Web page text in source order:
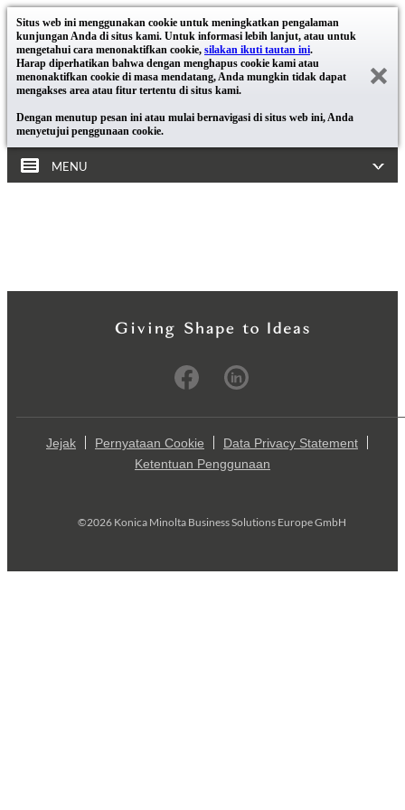
Situs web ini menggunakan cookie untuk meningkatkan pengalaman
kunjungan Anda di situs kami. Untuk informasi lebih lanjut, atau untuk
mengetahui cara menonaktifkan cookie, silakan ikuti tautan ini.
Harap diperhatikan bahwa dengan menghapus cookie kami atau
menonaktifkan cookie di masa mendatang, Anda mungkin tidak dapat
mengakses area atau fitur tertentu di situs kami.
Dengan menutup pesan ini atau mulai bernavigasi di situs web ini, Anda
menyetujui penggunaan cookie.
MENU
Jejak Pernyataan Cookie
Data Privacy Statement
Ketentuan Penggunaan
©2026 Konica Minolta Business Solutions Europe GmbH